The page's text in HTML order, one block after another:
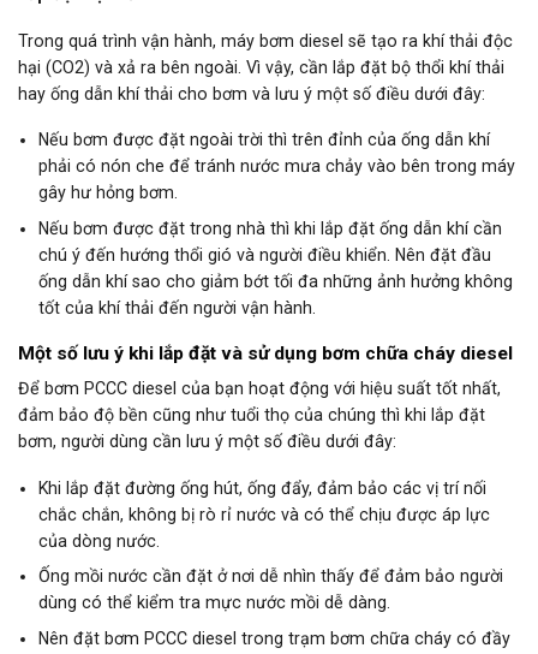
Trong quá trình vận hành, máy bơm diesel sẽ tạo ra khí thải độc
hại (CO2) và xả ra bên ngoài. Vì vậy, cần lắp đặt bộ thổi khí thải
hay ống dẫn khí thải cho bơm và lưu ý một số điều dưới đây:
Nếu bơm được đặt ngoài trời thì trên đỉnh của ống dẫn khí
phải có nón che để tránh nước mưa chảy vào bên trong máy
gây hư hỏng bơm.
Nếu bơm được đặt trong nhà thì khi lắp đặt ống dẫn khí cần
chú ý đến hướng thổi gió và người điều khiển. Nên đặt đầu
ống dẫn khí sao cho giảm bớt tối đa những ảnh hưởng không
tốt của khí thải đến người vận hành.
Một số lưu ý khi lắp đặt và sử dụng bơm chữa cháy diesel
Để bơm PCCC diesel của bạn hoạt động với hiệu suất tốt nhất,
đảm bảo độ bền cũng như tuổi thọ của chúng thì khi lắp đặt
bơm, người dùng cần lưu ý một số điều dưới đây:
Khi lắp đặt đường ống hút, ống đẩy, đảm bảo các vị trí nối
chắc chắn, không bị rò rỉ nước và có thể chịu được áp lực
của dòng nước.
Ống mồi nước cần đặt ở nơi dễ nhìn thấy để đảm bảo người
dùng có thể kiểm tra mực nước mồi dễ dàng.
Nên đặt bơm PCCC diesel trong trạm bơm chữa cháy có đầy